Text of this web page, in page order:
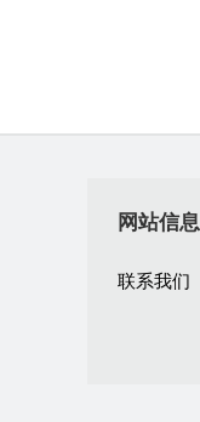
网站信息
联系我们